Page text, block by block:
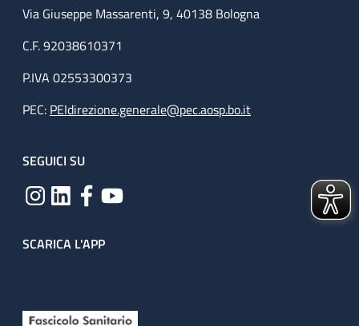
Via Giuseppe Massarenti, 9, 40138 Bologna
C.F. 92038610371
P.IVA 02553300373
PEC: PEIdirezione.generale@pec.aosp.bo.it
SEGUICI SU
SCARICA L'APP